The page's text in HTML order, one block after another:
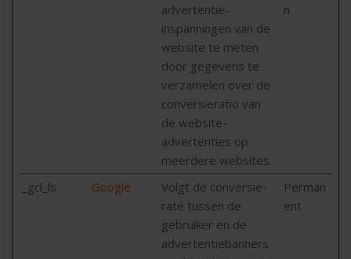
advertentie-
inspanningen van de
website te meten
door gegevens te
verzamelen over de
conversieratio van
de website-
advertenties op
meerdere websites.
n
_gcl_ls Google
Volgt de conversie-
rate tussen de
gebruiker en de
advertentiebanners
Perman
ent